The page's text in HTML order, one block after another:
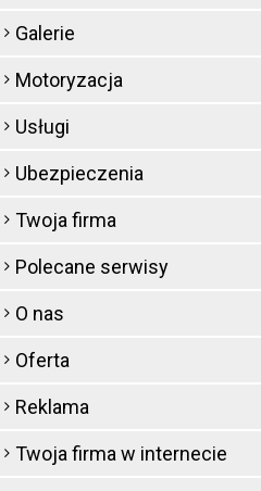
Galerie
Motoryzacja
Usługi
Ubezpieczenia
Twoja firma
Polecane serwisy
O nas
Oferta
Reklama
Twoja firma w internecie